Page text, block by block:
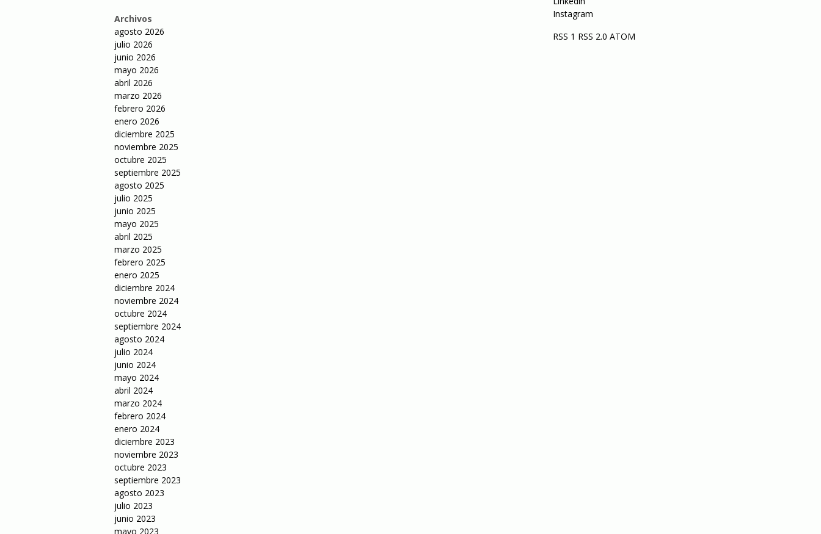
Archivos
agosto 2026
julio 2026
junio 2026
mayo 2026
abril 2026
marzo 2026
febrero 2026
enero 2026
diciembre 2025
noviembre 2025
octubre 2025
septiembre 2025
agosto 2025
julio 2025
junio 2025
mayo 2025
abril 2025
marzo 2025
febrero 2025
enero 2025
diciembre 2024
noviembre 2024
octubre 2024
septiembre 2024
agosto 2024
julio 2024
junio 2024
mayo 2024
abril 2024
marzo 2024
febrero 2024
enero 2024
diciembre 2023
noviembre 2023
octubre 2023
septiembre 2023
agosto 2023
julio 2023
junio 2023
mayo 2023
Instagram
RSS 1 RSS 2.0 ATOM